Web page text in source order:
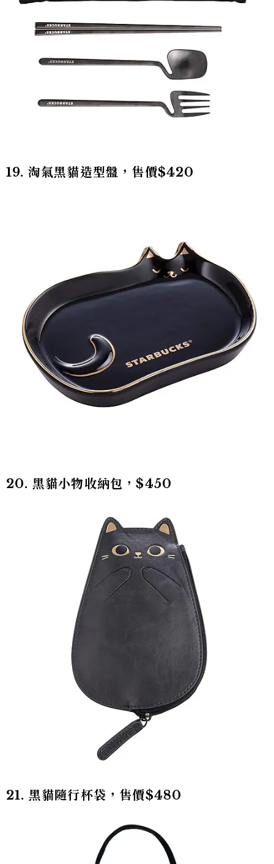
19. 淘氣黑貓造型盤，售價$420
20. 黑貓小物收納包，$450
21. 黑貓隨行杯袋，售價$480